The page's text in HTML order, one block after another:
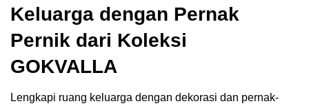
Keluarga dengan Pernak
Pernik dari Koleksi
GOKVALLA
Lengkapi ruang keluarga dengan dekorasi dan pernak-